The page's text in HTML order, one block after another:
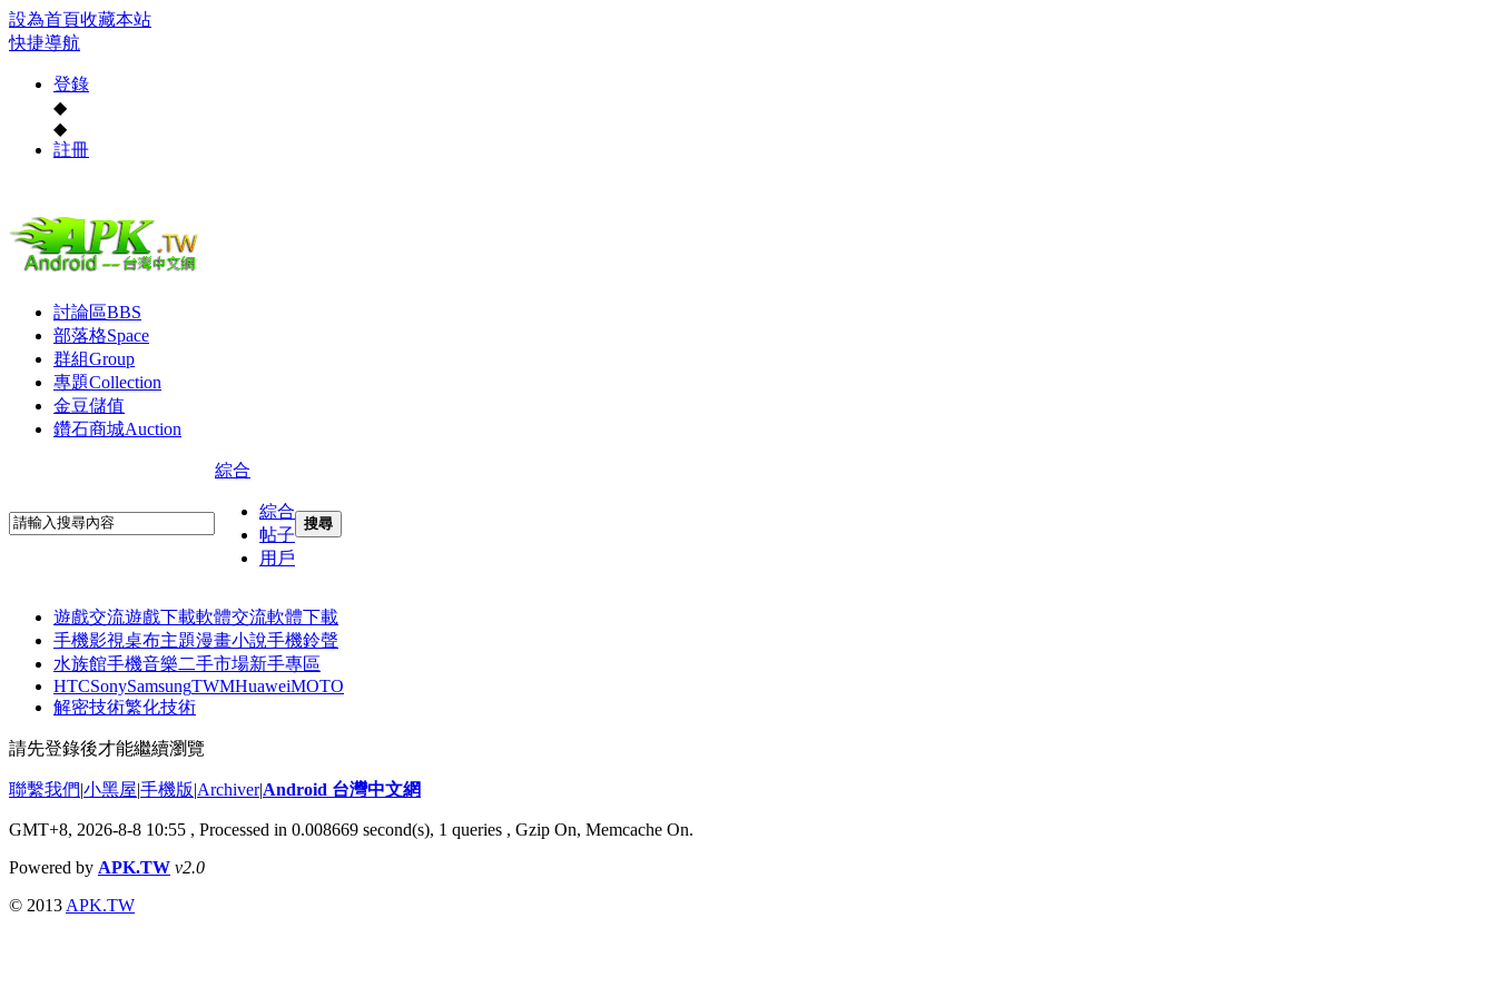
設為首頁收藏本站
快捷導航
登錄
◆
◆
註冊
討論區BBS
部落格Space
群組Group
專題Collection
金豆儲值
鑽石商城Auction
綜合
綜合
帖子
用戶
搜尋
遊戲交流遊戲下載軟體交流軟體下載
手機影視桌布主題漫畫小說手機鈴聲
水族館手機音樂二手市場新手專區
HTCSonySamsungTWMHuaweiMOTO
解密技術繁化技術
請先登錄後才能繼續瀏覽
聯繫我們|小黑屋|手機版|Archiver|Android 台灣中文網
GMT+8, 2026-8-8 10:55 , Processed in 0.008669 second(s), 1 queries , Gzip On, Memcache On.
Powered by APK.TW v2.0
© 2013 APK.TW